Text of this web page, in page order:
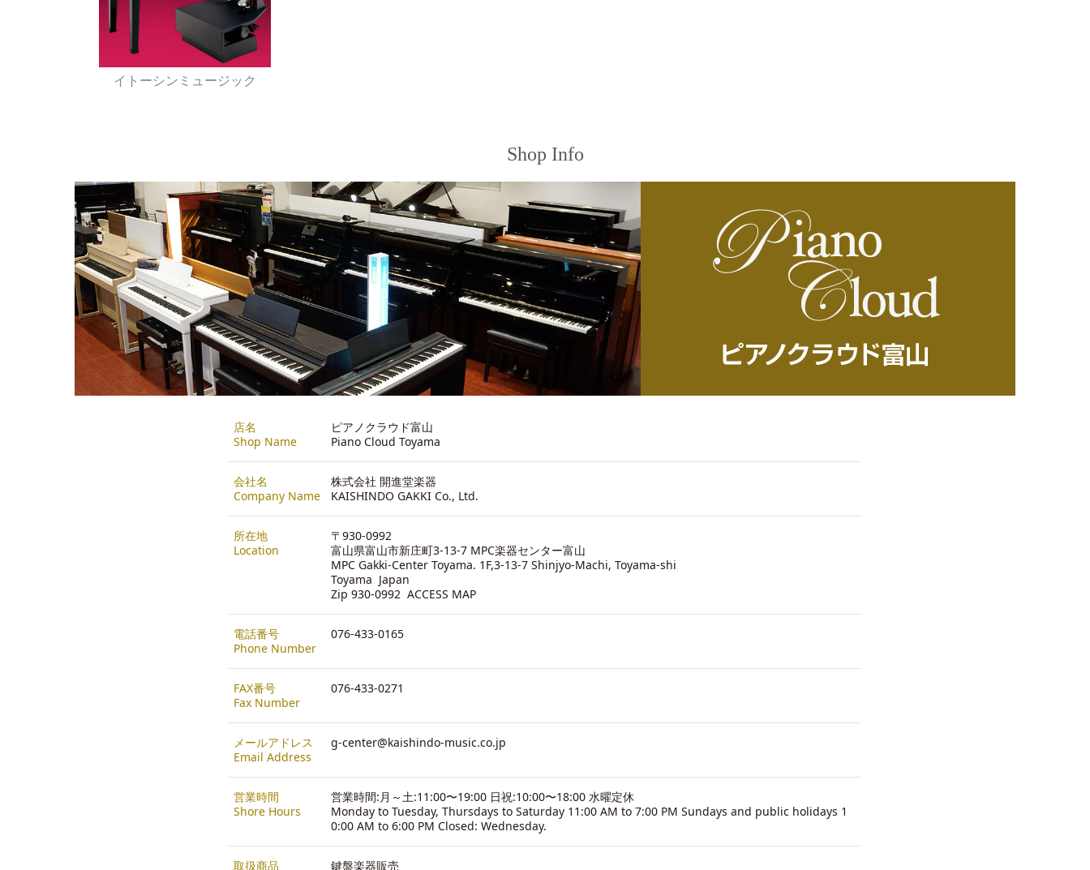
イトーシンミュージック
Shop Info
店名
Shop Name
ピアノクラウド富山
Piano Cloud Toyama
会社名
Company Name
株式会社 開進堂楽器
KAISHINDO GAKKI Co., Ltd.
所在地
Location
〒930-0992
富山県富山市新庄町3-13-7 MPC楽器センター富山
MPC Gakki-Center Toyama. 1F,3-13-7 Shinjyo-Machi, Toyama-shi
Toyama Japan
Zip 930-0992 ACCESS MAP
電話番号
Phone Number
076-433-0165
FAX番号
Fax Number
076-433-0271
メールアドレス
Email Address
g-center@kaishindo-music.co.jp
営業時間
Shore Hours
営業時間:月～土:11:00〜19:00 日祝:10:00〜18:00 水曜定休
Monday to Tuesday, Thursdays to Saturday 11:00 AM to 7:00 PM Sundays and public holidays 1
0:00 AM to 6:00 PM Closed: Wednesday.
取扱商品 鍵盤楽器販売